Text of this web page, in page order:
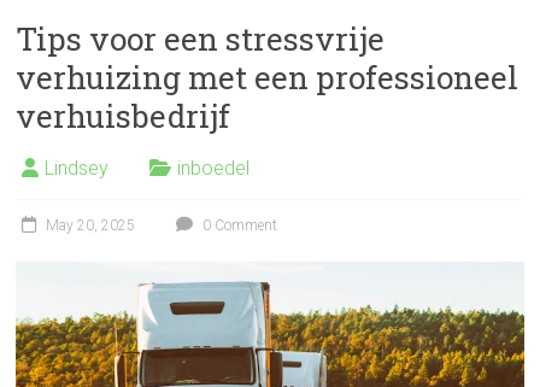
Tips voor een stressvrije
verhuizing met een professioneel
verhuisbedrijf
Lindsey inboedel
May 20, 2025 0 Comment